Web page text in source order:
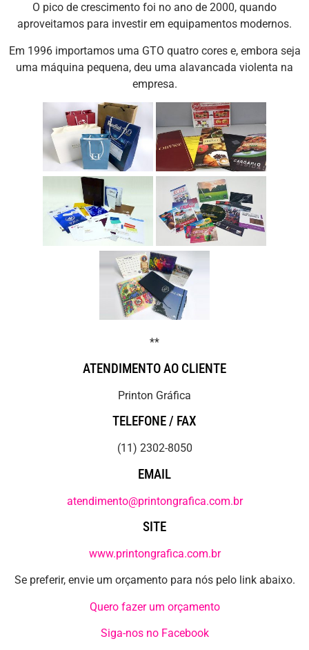
O pico de crescimento foi no ano de 2000, quando
aproveitamos para investir em equipamentos modernos.
Em 1996 importamos uma GTO quatro cores e, embora seja
uma máquina pequena, deu uma alavancada violenta na
empresa.
**
ATENDIMENTO AO CLIENTE
Printon Gráfica
TELEFONE / FAX
(11) 2302-8050
EMAIL
atendimento@printongrafica.com.br
SITE
www.printongrafica.com.br
Se preferir, envie um orçamento para nós pelo link abaixo.
Quero fazer um orçamento
Siga-nos no Facebook